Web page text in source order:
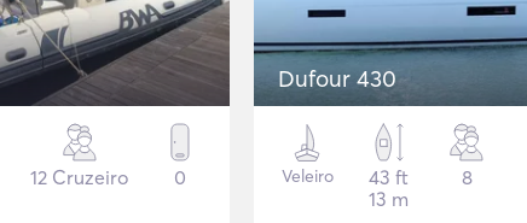
12 Cruzeiro 0
Dufour 430
Veleiro
43 ft
13 m
8